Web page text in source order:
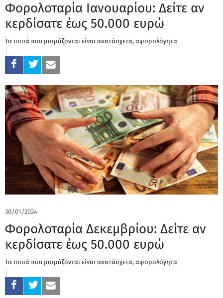
Φορολοταρία Ιανουαρίου: Δείτε αν
κερδίσατε έως 50.000 ευρώ
Τα ποσά που μοιράζονται είναι ακατάσχετα, αφορολόγητα
30/01/2024
Φορολοταρία Δεκεμβρίου: Δείτε αν
κερδίσατε έως 50.000 ευρώ
Τα ποσά που μοιράζονται είναι ακατάσχετα, αφορολόγητα